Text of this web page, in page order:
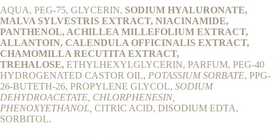
AQUA, PEG-75, GLYCERIN, SODIUM HYALURONATE,
MALVA SYLVESTRIS EXTRACT, NIACINAMIDE,
PANTHENOL, ACHILLEA MILLEFOLIUM EXTRACT,
ALLANTOIN, CALENDULA OFFICINALIS EXTRACT,
CHAMOMILLA RECUTITA EXTRACT,
TREHALOSE, ETHYLHEXYLGLYCERIN, PARFUM, PEG-40
HYDROGENATED CASTOR OIL, POTASSIUM SORBATE, PPG-
26-BUTETH-26, PROPYLENE GLYCOL, SODIUM
DEHYDROACETATE, CHLORPHENESIN,
PHENOXYETHANOL, CITRIC ACID, DISODIUM EDTA,
SORBITOL.